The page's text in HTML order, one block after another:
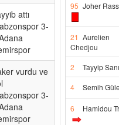
attı
3-
vurdu ve
3-
95 Joher
21 Aurelien
Chedjou
2
Tayyip
4
Semih
6 Hamidou